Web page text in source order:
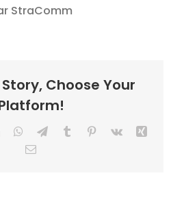
StraComm
Choose Your
WhatsApp
TelegramTumblr Pinterest
Vk
Email